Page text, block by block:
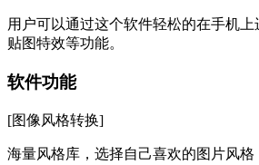
用户可以通过这个软件轻松的在手机
贴图特效等功能。
软件功能
[图像风格转换]
海量风格库，选择自己喜欢的图片风